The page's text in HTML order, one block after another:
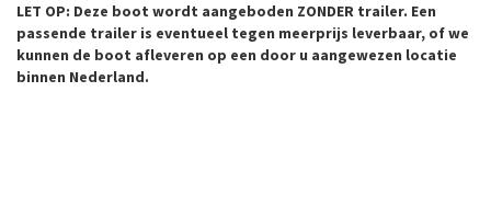
LET OP: Deze boot wordt aangeboden ZONDER trailer. Een
passende trailer is eventueel tegen meerprijs leverbaar, of we
kunnen de boot afleveren op een door u aangewezen locatie
binnen Nederland.